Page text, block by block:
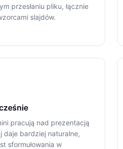
przesłaniu pliku, łącznie
slajdów.
pracują nad prezentacją
daje bardziej naturalne,
sformułowania w